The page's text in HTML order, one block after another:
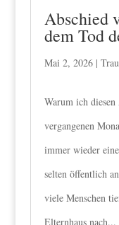
Abschied
dem Tod
Mai 2, 2026|
Warum ich
vergangenen
immer wieder
selten öffentlich
viele Menschen
Elternhaus nach...